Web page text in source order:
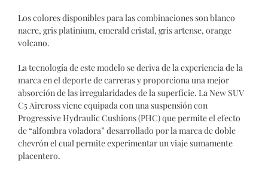
Los colores disponibles para las combinaciones son blanco
nacre, gris platinium, emerald cristal, gris artense, orange
volcano.
La tecnología de este modelo se deriva de la experiencia de la
marca en el deporte de carreras y proporciona una mejor
absorción de las irregularidades de la superficie. La New SUV
C5 Aircross viene equipada con una suspensión con
Progressive Hydraulic Cushions (PHC) que permite el efecto
de “alfombra voladora” desarrollado por la marca de doble
chevrón el cual permite experimentar un viaje sumamente
placentero.